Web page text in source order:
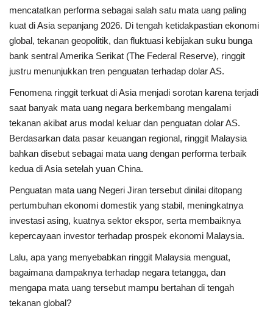
mencatatkan performa sebagai salah satu mata uang paling
kuat di Asia sepanjang 2026. Di tengah ketidakpastian ekonomi
global, tekanan geopolitik, dan fluktuasi kebijakan suku bunga
bank sentral Amerika Serikat (The Federal Reserve), ringgit
justru menunjukkan tren penguatan terhadap dolar AS.
Fenomena ringgit terkuat di Asia menjadi sorotan karena terjadi
saat banyak mata uang negara berkembang mengalami
tekanan akibat arus modal keluar dan penguatan dolar AS.
Berdasarkan data pasar keuangan regional, ringgit Malaysia
bahkan disebut sebagai mata uang dengan performa terbaik
kedua di Asia setelah yuan China.
Penguatan mata uang Negeri Jiran tersebut dinilai ditopang
pertumbuhan ekonomi domestik yang stabil, meningkatnya
investasi asing, kuatnya sektor ekspor, serta membaiknya
kepercayaan investor terhadap prospek ekonomi Malaysia.
Lalu, apa yang menyebabkan ringgit Malaysia menguat,
bagaimana dampaknya terhadap negara tetangga, dan
mengapa mata uang tersebut mampu bertahan di tengah
tekanan global?